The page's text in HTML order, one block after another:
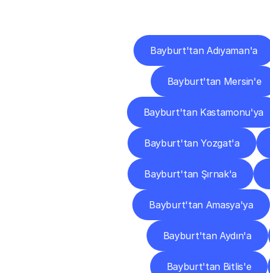
Bayburt'tan Adıyaman'a
Bayburt'tan Mersin'e
Bayburt'tan Kastamonu'ya
Bayburt'tan Yozgat'a
Bayburt'tan Şırnak'a
Bayburt'tan Amasya'ya
Bayburt'tan Aydın'a
Bayburt'tan Bitlis'e